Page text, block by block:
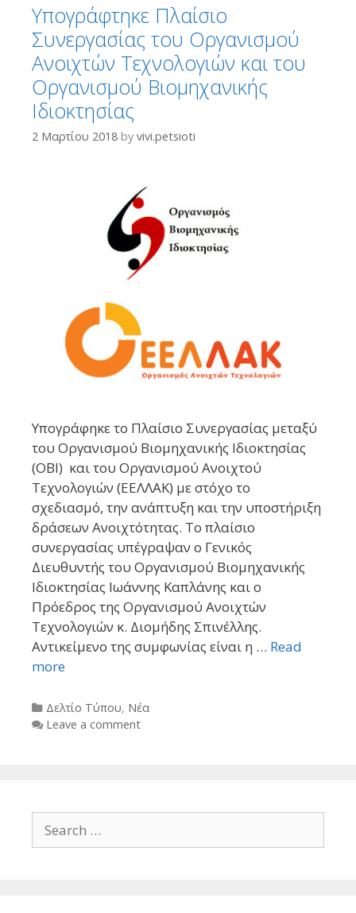
Υπογράφτηκε Πλαίσιο
Συνεργασίας του Οργανισμού
Ανοιχτών Τεχνολογιών και του
Οργανισμού Βιομηχανικής
Ιδιοκτησίας
2 Μαρτίου 2018 by vivi.petsioti
Υπογράφηκε το Πλαίσιο Συνεργασίας μεταξύ
του Οργανισμού Βιομηχανικής Ιδιοκτησίας
(OBI) και του Οργανισμού Ανοιχτού
Τεχνολογιών (ΕΕΛΛΑΚ) με στόχο το
σχεδιασμό, την ανάπτυξη και την υποστήριξη
δράσεων Ανοιχτότητας. Το πλαίσιο
συνεργασίας υπέγραψαν ο Γενικός
Διευθυντής του Οργανισμού Βιομηχανικής
Ιδιοκτησίας Ιωάννης Καπλάνης και ο
Πρόεδρος της Οργανισμού Ανοιχτών
Τεχνολογιών κ. Διομήδης Σπινέλλης.
Αντικείμενο της συμφωνίας είναι η … Read
more
Categories
Δελτίο Τύπου, Νέα
Leave a comment
Search
for: